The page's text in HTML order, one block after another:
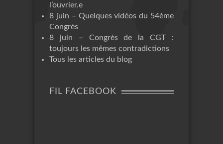
l’ouvrier.e
8 juin – Quelques vidéos du 54ème
Congrès
8 juin – Congrès de la CGT :
toujours les mêmes contradictions
Tous les articles du blog
FIL FACEBOOK